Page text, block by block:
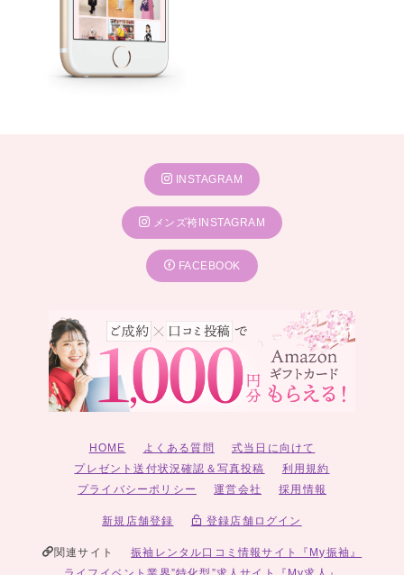
INSTAGRAM
メンズ袴INSTAGRAM
FACEBOOK
HOME よくある質問
式当日に向けて
プレゼント送付状況確認＆写真投稿
利用規約
プライバシーポリシー
運営会社 採用情報
新規店舗登録 登録店舗ログイン
関連サイト
振袖レンタル口コミ情報サイト『My振袖』